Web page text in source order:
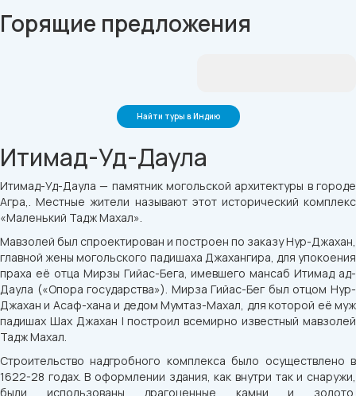
Горящие предложения
Найти туры в Индию
Итимад-Уд-Даула
Итимад-Уд-Даула — памятник могольской архитектуры в городе
Агра,. Местные жители называют этот исторический комплекс
«Маленький Тадж Махал».
Мавзолей был спроектирован и построен по заказу Нур-Джахан,
главной жены могольского падишаха Джахангира, для упокоения
праха её отца Мирзы Гийас-Бега, имевшего мансаб Итимад ад-
Даула («Опора государства»). Мирза Гийас-Бег был отцом Нур-
Джахан и Асаф-хана и дедом Мумтаз-Махал, для которой её муж
падишах Шах Джахан I построил всемирно известный мавзолей
Тадж Махал.
Строительство надгробного комплекса было осуществлено в
1622-28 годах. В оформлении здания, как внутри так и снаружи,
были использованы драгоценные камни и золото.